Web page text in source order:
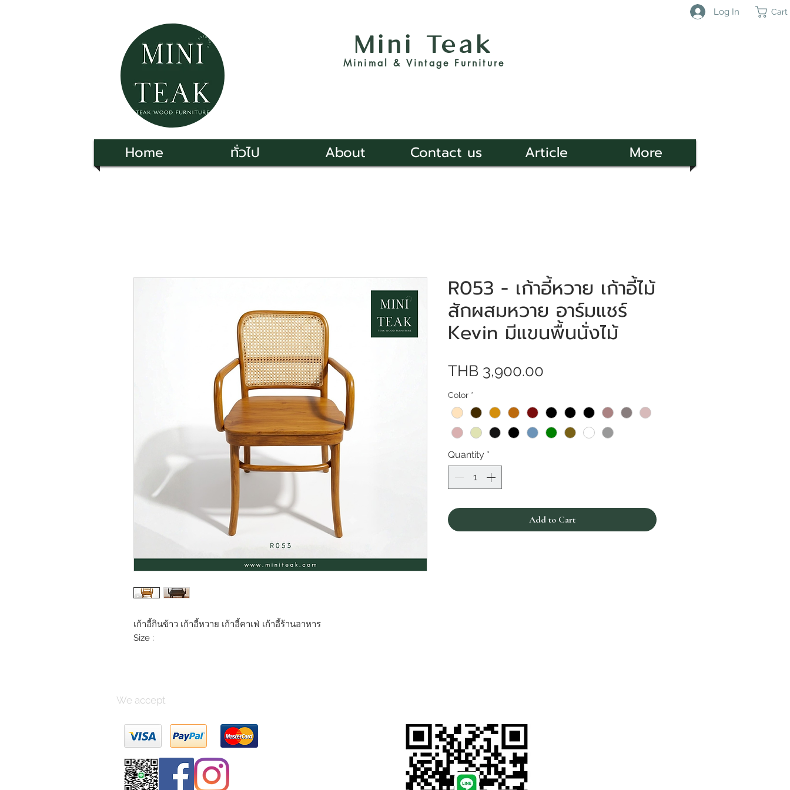
Log In Cart
Mini Teak
Minimal & Vintage Furniture
Home ทั่วไป About Contact us Article More
เก้าอี้กินข้าว เก้าอี้หวาย เก้าอี้คาเฟ่ เก้าอี้ร้านอาหาร
Size :
R053 - เก้าอี้หวาย เก้าอี้ไม้
สักผสมหวาย อาร์มแชร์
Kevin มีแขนพื้นนั่งไม้
THB 3,900.00
Color *
Quantity *
Add to Cart
We accept